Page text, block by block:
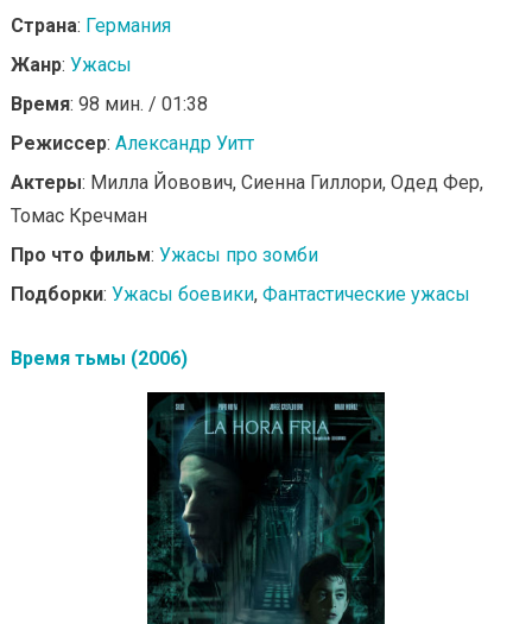
Страна: Германия
Жанр: Ужасы
Время: 98 мин. / 01:38
Режиссер: Александр Уитт
Актеры: Милла Йовович, Сиенна Гиллори, Одед Фер,
Томас Кречман
Про что фильм: Ужасы про зомби
Подборки: Ужасы боевики, Фантастические ужасы
Время тьмы (2006)